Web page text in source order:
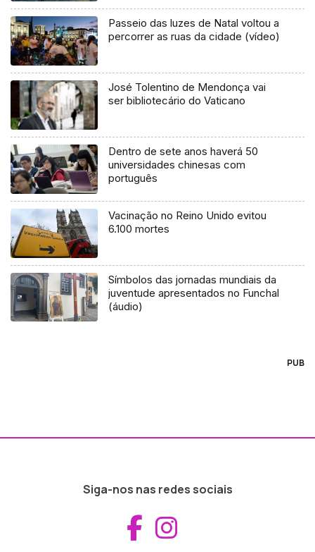
Passeio das luzes de Natal voltou a
percorrer as ruas da cidade (vídeo)
José Tolentino de Mendonça vai
ser bibliotecário do Vaticano
Dentro de sete anos haverá 50
universidades chinesas com
português
Vacinação no Reino Unido evitou
6.100 mortes
Símbolos das jornadas mundiais da
juventude apresentados no Funchal
(áudio)
PUB
Siga-nos nas redes sociais
Aceder ao